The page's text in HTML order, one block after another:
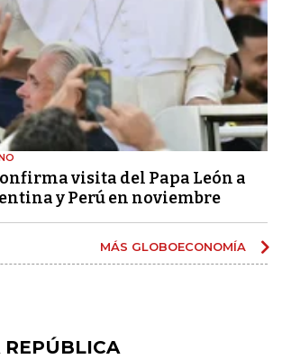
visita del Papa León a
y Perú en noviembre
MÁS GLOBOECONOMÍA
REPÚBLICA